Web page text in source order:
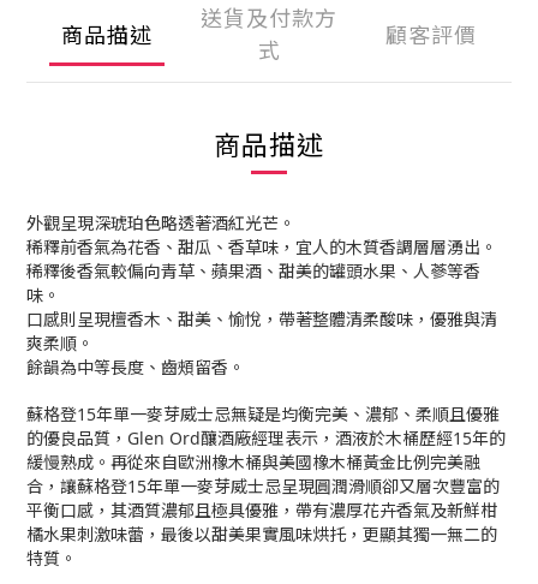
商品描述
送貨及付款方
式
顧客評價
商品描述
外觀呈現深琥珀色略透著酒紅光芒。
稀釋前香氣為花香、甜瓜、香草味，宜人的木質香調層層湧出。
稀釋後香氣較偏向青草、蘋果酒、甜美的罐頭水果、人蔘等香
味。
口感則呈現檀香木、甜美、愉悅，帶著整體清柔酸味，優雅與清
爽柔順。
餘韻為中等長度、齒頰留香。
蘇格登15年單一麥芽威士忌無疑是均衡完美、濃郁、柔順且優雅
的優良品質，Glen Ord釀酒廠經理表示，酒液於木桶歷經15年的
緩慢熟成。再從來自歐洲橡木桶與美國橡木桶黃金比例完美融
合，讓蘇格登15年單一麥芽威士忌呈現圓潤滑順卻又層次豐富的
平衡口感，其酒質濃郁且極具優雅，帶有濃厚花卉香氣及新鮮柑
橘水果刺激味蕾，最後以甜美果實風味烘托，更顯其獨一無二的
特質。